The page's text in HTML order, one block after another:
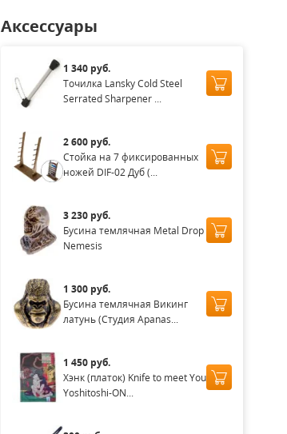
Аксессуары
1 340 руб.
Точилка Lansky Cold Steel
Serrated Sharpener ...
2 600 руб.
Стойка на 7 фиксированных
ножей DIF-02 Дуб (...
3 230 руб.
Бусина темлячная Metal Drop
Nemesis
1 300 руб.
Бусина темлячная Викинг
латунь (Студия Apanas...
1 450 руб.
Хэнк (платок) Knife to meet You
Yoshitoshi-ON...